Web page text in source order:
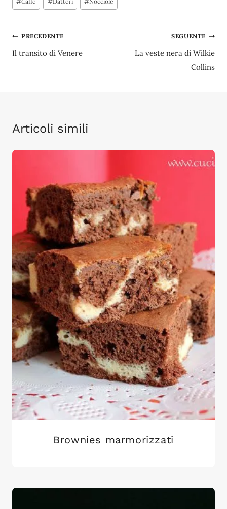
articolo:
Navigazione
articoli
PRECEDENTE
Il transito di Venere
SEGUENTE
La veste nera di Wilkie
Collins
Articoli simili
Brownies marmorizzati